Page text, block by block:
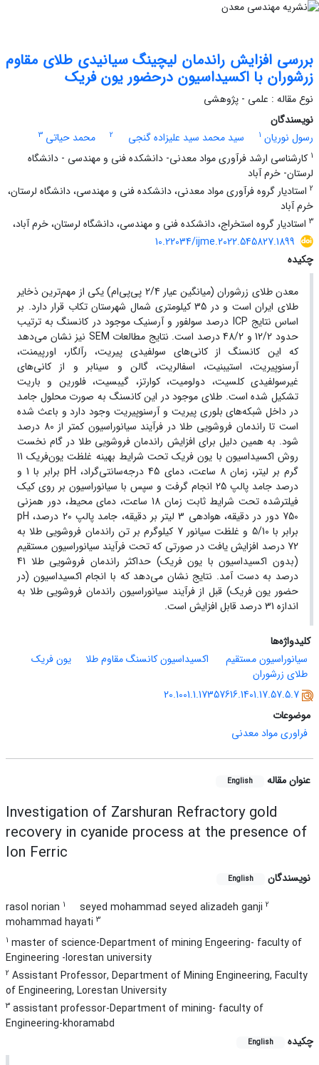
بررسی افزایش راندمان لیچینگ سیانیدی طلای مقاوم
زرشوران با اکسیداسیون درحضور یون فریک
نوع مقاله : علمی - پژوهشی
نویسندگان
رسول نوریان 1 سید محمد سید علیزاده گنجی 2 محمد حیاتی 3
1 کارشناسی ارشد فرآوری مواد معدنی- دانشکده فنی و مهندسی - دانشگاه
لرستان- خرم آباد
2 استادیار گروه فرآوری مواد معدنی، دانشکده فنی و مهندسی، دانشگاه لرستان،
خرم آباد
3 استادیار گروه استخراج، دانشکده فنی و مهندسی، دانشگاه لرستان، خرم آباد،
10.22034/ijme.2022.545827.1899
چکیده
معدن طلای زرشوران (میانگین عیار 2/4 پی‌پی‌ام) یکی از مهم‌ترین ذخایر
طلای ایران است و در 35 کیلومتری شمال شهرستان تکاب قرار دارد. بر
اساس نتایج ICP درصد سولفور و آرسنیک موجود در کانسنگ به ترتیب
حدود 12/2 و 48/2 درصد است. نتایج مطالعات SEM نیز نشان می‌دهد
که این کانسنگ از کانی‌های سولفیدی پیریت، رآلگار، اورپیمنت،
آرسنوپیریت، استیبنیت، اسفالریت، گالن و سینابر و از کانی‌های
غیرسولفیدی کلسیت، دولومیت، کوارتز، گیبسیت، فلورین و باریت
تشکیل شده است. طلای موجود در این کانسنگ به صورت محلول جامد
در داخل شبکه‌های بلوری پیریت و آرسنوپیریت وجود دارد و باعث شده
است تا راندمان فروشویی طلا در فرآیند سیانوراسیون کمتر از 80 درصد
شود. به همین دلیل برای افزایش راندمان فروشویی طلا در گام نخست
روش اکسیداسیون با یون فریک تحت شرایط بهینه غلظت یون‌فریک 11
گرم بر لیتر، زمان 8 ساعت، دمای 45 درجه‌سانتی‌گراد، pH برابر با 1 و
درصد جامد پالپ 25 انجام گرفت و سپس با سیانوراسیون بر روی کیک
فیلترشده تحت شرایط ثابت زمان 18 ساعت، دمای محیط، دور همزنی
750 دور در دقیقه، هوادهی 3 لیتر بر دقیقه، جامد پالپ 20 درصد، pH
برابر با 5/10 و غلظت سیانور 7 کیلوگرم بر تن راندمان فروشویی طلا به
72 درصد افزایش یافت در صورتی که تحت فرآیند سیانوراسیون مستقیم
(بدون اکسیداسیون با یون فریک) حداکثر راندمان فروشویی طلا 41
درصد به دست آمد. نتایج نشان می‌دهد که با انجام اکسیداسیون (در
حضور یون‌ فریک) قبل از فرآیند سیانوراسیون راندمان فروشویی طلا به
اندازه 31 درصد قابل افزایش است.
کلیدواژه‌ها
سیانوراسیون مستقیم
‌ اکسیداسیون کانسنگ مقاوم طلا
یون فریک
طلای زرشوران
20.1001.1.17357616.1401.17.57.5.7
موضوعات
فراوری مواد معدنی
عنوان مقاله English
Investigation of Zarshuran Refractory gold
recovery in cyanide process at the presence of
Ion Ferric
نویسندگان English
rasol norian 1 seyed mohammad seyed alizadeh ganji 2
mohammad hayati 3
1 master of science-Department of mining Engeering- faculty of
Engineering -lorestan university
2 Assistant Professor, Department of Mining Engineering, Faculty
of Engineering, Lorestan University
3 assistant professor-Department of mining- faculty of
Engineering-khoramabd
چکیده
English